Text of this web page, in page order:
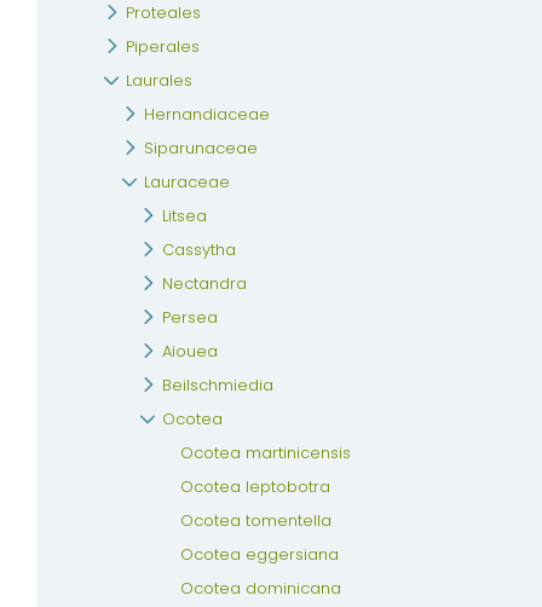
Proteales
Piperales
Laurales
Hernandiaceae
Siparunaceae
Lauraceae
Litsea
Cassytha
Nectandra
Persea
Aiouea
Beilschmiedia
Ocotea
Ocotea martinicensis
Ocotea leptobotra
Ocotea tomentella
Ocotea eggersiana
Ocotea dominicana